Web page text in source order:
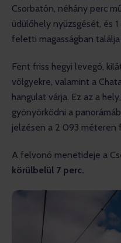
Csorbatón, néhány perc
üdülőhely nyüzsgését, és
feletti magasságban találja
Fent friss hegyi levegő,
völgyekre, valamint a
hangulat várja. Ez az a
gyönyörködni a
jelzésen a 2 093 méteren
A felvonó menetideje a
körülbelül 7 perc.